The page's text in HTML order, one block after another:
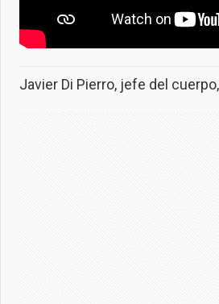
Javier Di Pierro, jefe del